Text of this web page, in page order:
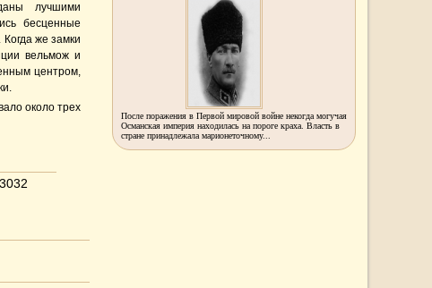
лучшими
бесценные
же замки
вельмож и
центром,
около трех
После поражения в Первой мировой войне некогда могучая
Османская империя находилась на пороге краха. Власть в
стране принадлежала марионеточному...